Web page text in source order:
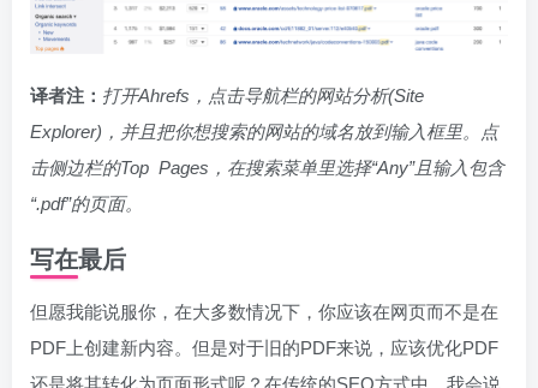
译者注： 打开Ahrefs，点击导航栏的网站分析(Site
Explorer)，并且把你想搜索的网站的域名放到输入框里。点
击侧边栏的Top Pages，在搜索菜单里选择“Any”且输入包含
“.pdf”的页面。
写在最后
但愿我能说服你，在大多数情况下，你应该在网页而不是在
PDF上创建新内容。但是对于旧的PDF来说，应该优化PDF